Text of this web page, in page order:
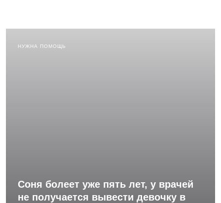
НУЖНА ПОМОЩЬ
Соня болеет уже пять лет, у врачей
не получается вывести девочку в